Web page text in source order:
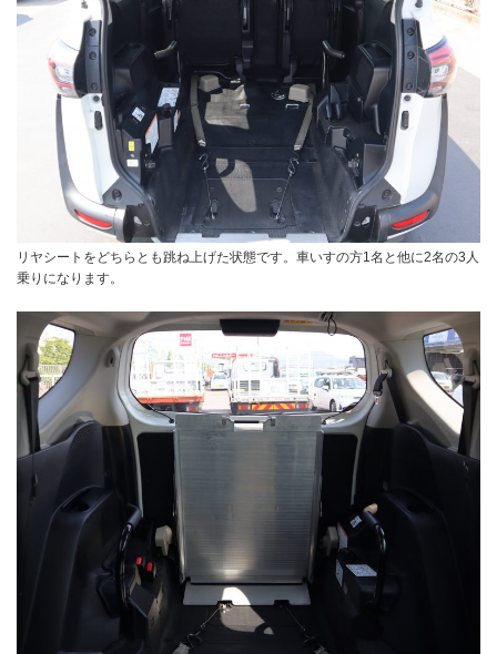
リヤシートをどちらとも跳ね上げた状態です。車いすの方1名と他に2名の3人
乗りになります。